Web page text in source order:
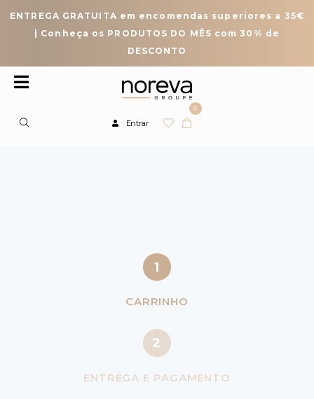
ENTREGA GRATUITA em encomendas superiores a 35€
| Conheça os PRODUTOS DO MÊS com 30% de
DESCONTO
Entrar
0
1
CARRINHO
2
ENTREGA E PAGAMENTO